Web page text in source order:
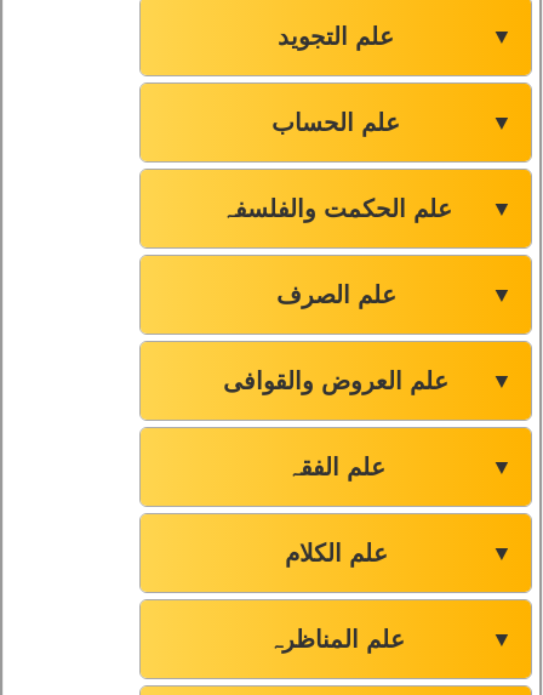
علم التجوید ▼
علم الحساب ▼
علم الحکمت والفلسفہ ▼
علم الصرف ▼
علم العروض والقوافی ▼
علم الفقہ ▼
علم الکلام ▼
علم المناظرہ ▼